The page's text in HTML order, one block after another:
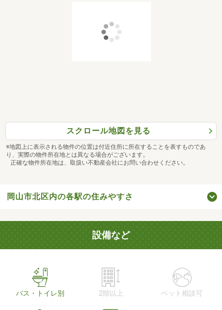
スクロール地図を見る
※地図上に表示される物件の位置は付近住所に所在することを表すものであ
り、実際の物件所在地とは異なる場合がございます。
正確な物件所在地は、取扱い不動産会社にお問い合わせください。
岡山市北区内の各駅の住みやすさ
設備など
バス・トイレ別 2階以上 ペット相談可